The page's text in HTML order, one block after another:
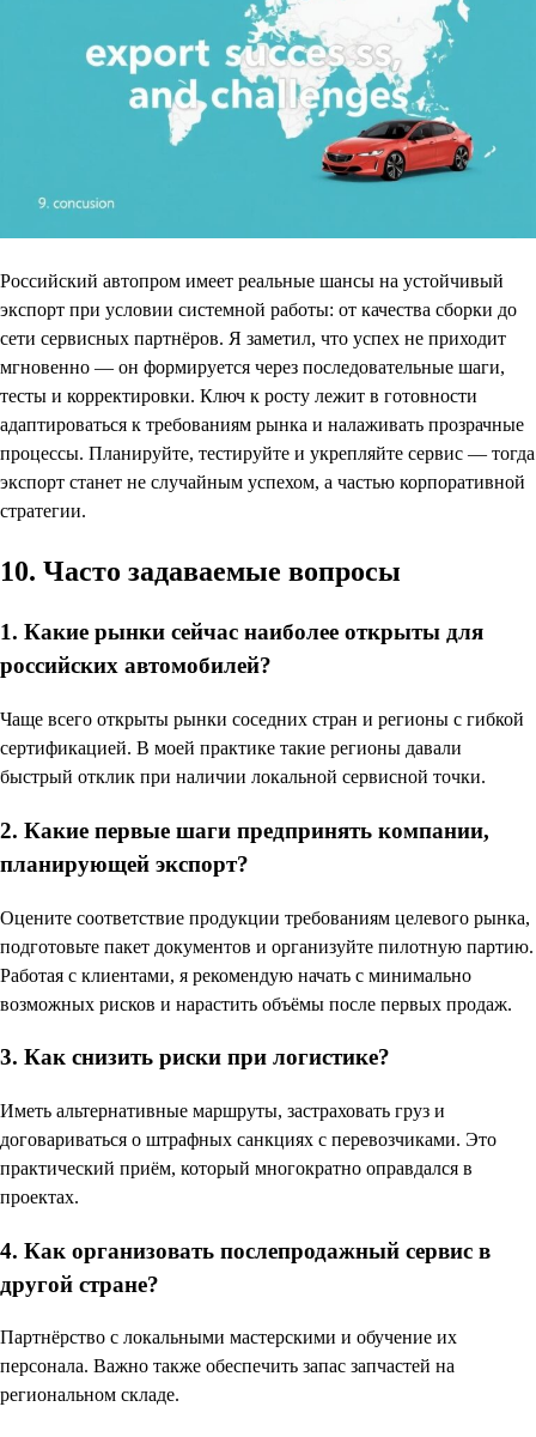
Российский автопром имеет реальные шансы на устойчивый
экспорт при условии системной работы: от качества сборки до
сети сервисных партнёров. Я заметил, что успех не приходит
мгновенно — он формируется через последовательные шаги,
тесты и корректировки. Ключ к росту лежит в готовности
адаптироваться к требованиям рынка и налаживать прозрачные
процессы. Планируйте, тестируйте и укрепляйте сервис — тогда
экспорт станет не случайным успехом, а частью корпоративной
стратегии.
10. Часто задаваемые вопросы
1. Какие рынки сейчас наиболее открыты для
российских автомобилей?
Чаще всего открыты рынки соседних стран и регионы с гибкой
сертификацией. В моей практике такие регионы давали
быстрый отклик при наличии локальной сервисной точки.
2. Какие первые шаги предпринять компании,
планирующей экспорт?
Оцените соответствие продукции требованиям целевого рынка,
подготовьте пакет документов и организуйте пилотную партию.
Работая с клиентами, я рекомендую начать с минимально
возможных рисков и нарастить объёмы после первых продаж.
3. Как снизить риски при логистике?
Иметь альтернативные маршруты, застраховать груз и
договариваться о штрафных санкциях с перевозчиками. Это
практический приём, который многократно оправдался в
проектах.
4. Как организовать послепродажный сервис в
другой стране?
Партнёрство с локальными мастерскими и обучение их
персонала. Важно также обеспечить запас запчастей на
региональном складе.